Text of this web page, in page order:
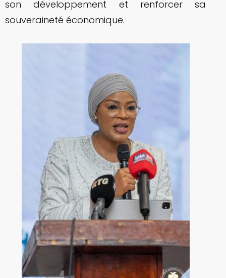
son développement et renforcer sa
souveraineté économique.